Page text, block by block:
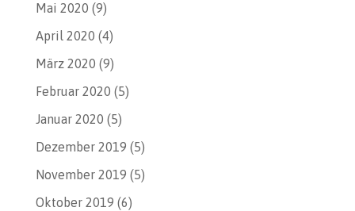
Mai 2020 (9)
April 2020 (4)
März 2020 (9)
Februar 2020 (5)
Januar 2020 (5)
Dezember 2019 (5)
November 2019 (5)
Oktober 2019 (6)